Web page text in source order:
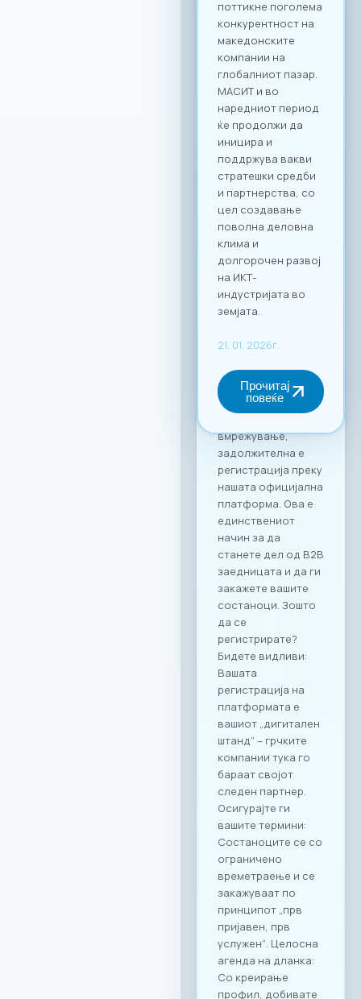
потенцијални
клиенти од други
стопански гранки.
Преку наменската
B2B платформа,
сите учесници ќе
можат ефикасно да
го менаџираат
своето време и да
реализираат
однапред
закажани
состаноци со
точно дефинирани
за регионална
за внатрешна
За учество на
форумот и
максимално
искористување на
вмрежување,
задолжителна е
регистрација преку
нашата официјална
платформа. Ова е
единствениот
начин за да
станете дел од B2B
заедницата и да ги
закажете вашите
состаноци. Зошто
регистрирате?
Бидете видливи:
регистрација на
платформата е
вашиот „дигитален
штанд“ – грчките
компании тука го
бараат својот
следен партнер.
Осигурајте ги
вашите термини:
Состаноците се со
ограничено
времетраење и се
закажуваат по
принципот „прв
пријавен, прв
услужен“. Целосна
агенда на дланка:
Со креирање
профил, добивате